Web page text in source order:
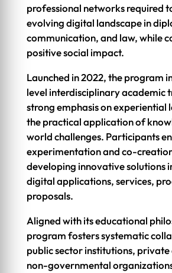
professional networks required
evolving digital landscape in
communication, and law, while
positive social impact.
Launched in 2022, the program
level interdisciplinary academic
strong emphasis on experiential
the practical application of
world challenges. Participants
experimentation and co-
developing innovative solutions
digital applications, services,
proposals.
Aligned with its educational
program fosters systematic
public sector institutions, private
non-governmental